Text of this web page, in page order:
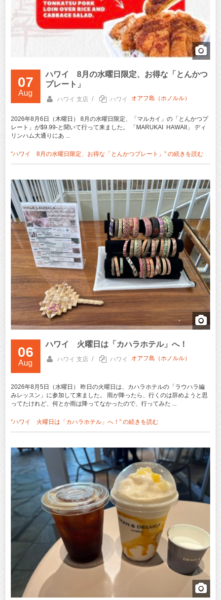
07
Aug
ハワイ 8月の水曜日限定、お得な「とんかつ
プレート」
ハワイ 支店 / ハワイ オアフ島（ホノルル）
2026年8月6日（木曜日） 8月の水曜日限定、「マルカイ」の「とんかつプ
レート」が$9.99‐と聞いて行って来ました。 「MARUKAI HAWAII」 ディ
リンハム大通りにあ ...
“ハワイ 8月の水曜日限定、お得な「とんかつプレート」” の続きを読む
06
Aug
ハワイ 火曜日は「カハラホテル」へ！
ハワイ 支店 / ハワイ オアフ島（ホノルル）
2026年8月5日（水曜日） 昨日の火曜日は、カハラホテルの「ラウハラ編
みレッスン」に参加して来ました。 雨が降ったら、行くのは辞めようと思
ってたけれど、何とか雨は降ってなかったので、行ってみた ...
“ハワイ 火曜日は「カハラホテル」へ！” の続きを読む